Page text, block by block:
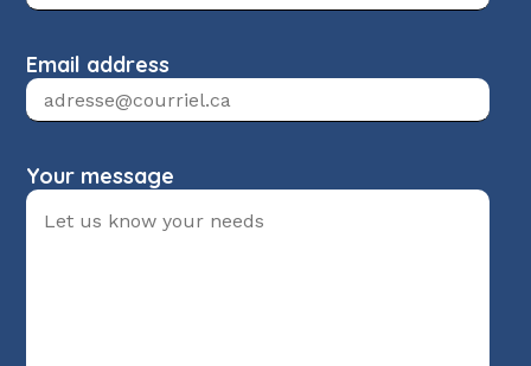
Email address
Your message